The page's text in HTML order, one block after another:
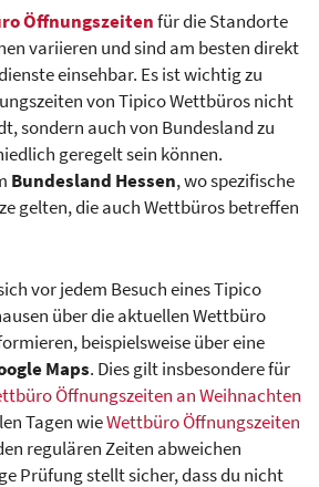
Öffnungszeitenfür die Standorte
variieren und sind am besten direkt
einsehbar. Es ist wichtig zu
von Tipico Wettbüros nicht
sondern auch von Bundesland zu
geregelt sein können.
Bundesland Hessen, wo spezifische
gelten, die auch Wettbüros betreffen
vor jedem Besuch eines Tipico
über die aktuellen Wettbüro
beispielsweise über eine
Maps. Dies gilt insbesondere für
Öffnungszeiten an Weihnachten
Tagen wieWettbüro Öffnungszeiten
regulären Zeiten abweichen
Prüfung stellt sicher, dass du nicht